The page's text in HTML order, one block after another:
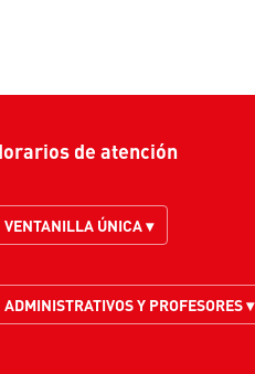
Horarios de atención
VENTANILLA ÚNICA ▾
ADMINISTRATIVOS Y PROFESORES ▾